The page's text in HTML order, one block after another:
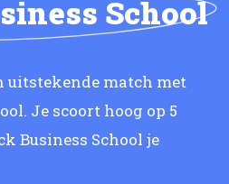
School
uitstekende match met
Je scoort hoog op 5
Business School je